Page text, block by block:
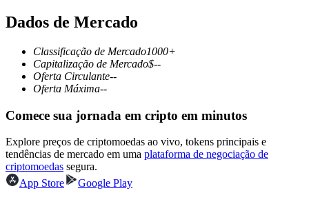
Futuros de USDC
Futuros usando USDC como garantia
Dados de Mercado
Classificação de Mercado1000+
Capitalização de Mercado$--
Oferta Circulante--
Oferta Máxima--
Comece sua jornada em cripto em minutos
Explore preços de criptomoedas ao vivo, tokens principais e
tendências de mercado em uma plataforma de negociação de
criptomoedas segura.
App Store
Google Play